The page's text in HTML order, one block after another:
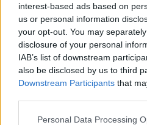
interest-based ads based on
us or personal information
your opt-out. You may
disclosure of your personal
IAB’s list of downstream
also be disclosed by us to third
Downstream Participants that
Personal Data Processing
Da kannst du
5 Roll Überblick
Finde heraus, ob du heute